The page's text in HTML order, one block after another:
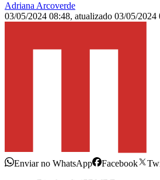
Adriana Arcoverde
03/05/2024 08:48, atualizado 03/05/2024
Enviar no WhatsApp Facebook